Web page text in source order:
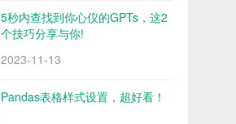
5秒内查找到你心仪的GPTs，这2
个技巧分享与你!
2023-11-13
Pandas表格样式设置，超好看！